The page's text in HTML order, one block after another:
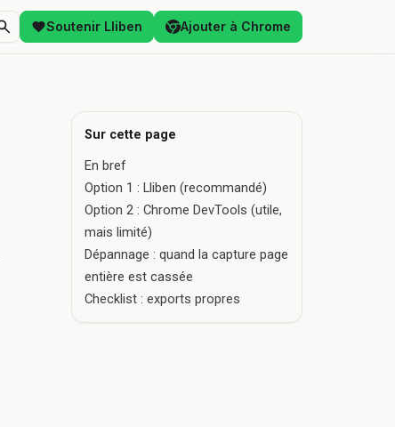
Soutenir Lliben Ajouter à Chrome
Sur cette page
En bref
Option 1 : Lliben (recommandé)
Option 2 : Chrome DevTools (utile,
mais limité)
Dépannage : quand la capture page
entière est cassée
Checklist : exports propres